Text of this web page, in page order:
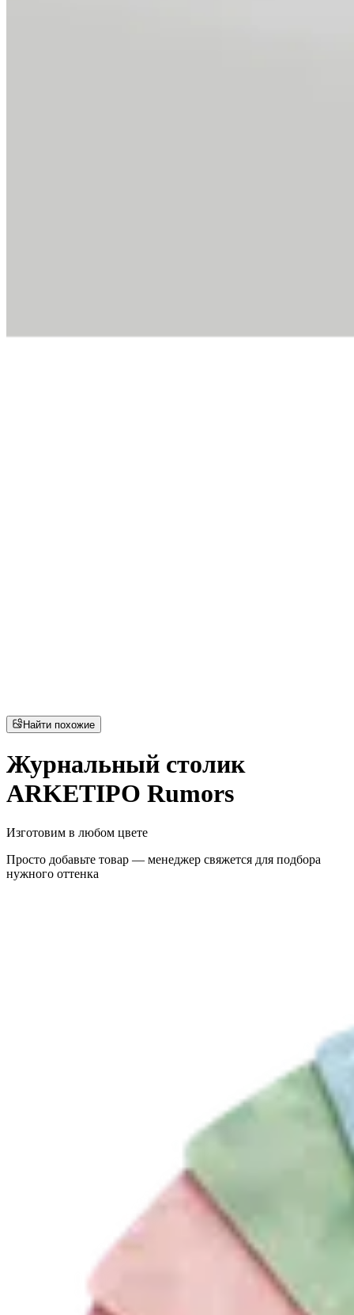
Найти похожие
Журнальный столик
ARKETIPO Rumors
Изготовим в любом цвете
Просто добавьте товар — менеджер свяжется для подбора
нужного оттенка